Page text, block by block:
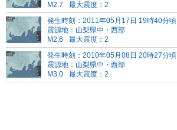
M2.7
最大震度：2
発生時刻：2011年05月17日 19時40分頃
震源地：山梨県中・西部
M2.6
最大震度：2
発生時刻：2010年05月08日 20時27分頃
震源地：山梨県中・西部
M3.0
最大震度：2